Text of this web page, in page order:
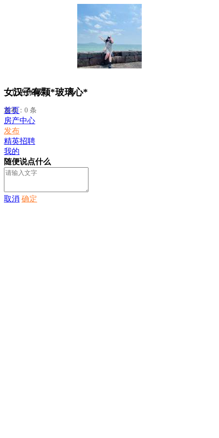
女汉子有颗*玻璃心*
发布：0 条
正在加载...
首页
房产中心
发布
精英招聘
我的
随便说点什么
取消 确定